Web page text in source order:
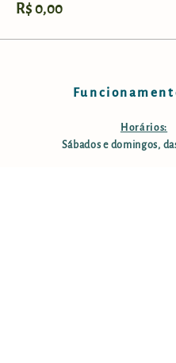
R$ 0,00
Horários:
Sábados e domingos,